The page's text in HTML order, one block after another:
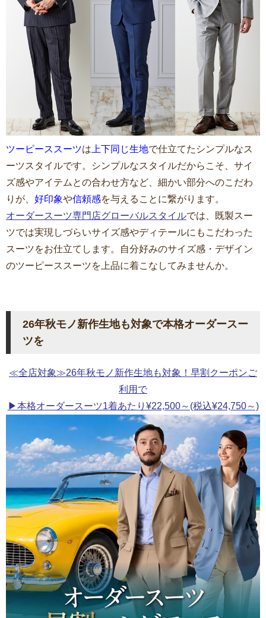
ツーピーススーツは 上下同じ生地で仕立てたシンプルなス
ーツスタイルです。シンプルなスタイルだからこそ、サイ
ズ感やアイテムとの合わせ方など、細かい部分へのこだわ
りが、 好印象や信頼感を与えることに繋がります。
オーダースーツ専門店グローバルスタイルでは、既製スー
ツでは実現しづらいサイズ感やディテールにもこだわった
スーツをお仕立てします。自分好みのサイズ感・デザイン
のツーピーススーツを上品に着こなしてみませんか。
26年秋モノ新作生地も対象で本格オーダースー
ツを
≪全店対象≫26年秋モノ新作生地も対象！早割クーポンご
利用で
▶本格オーダースーツ1着あたり¥22,500～(税込¥24,750～)